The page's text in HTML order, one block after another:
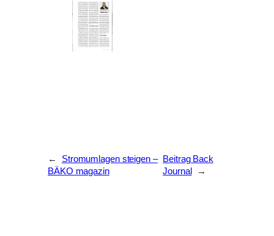
←
Stromumlagen steigen –
BÄKO magazin
Beitrag Back
Journal
→